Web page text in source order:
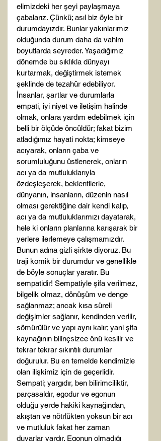
elimizdeki her şeyi paylaşmaya
çabalarız. Çünkü; asıl biz öyle bir
durumdayızdır. Bunlar yakınlarımız
olduğunda durum daha da vahim
boyutlarda seyreder. Yaşadığımız
dönemde bu sıklıkla dünyayı
kurtarmak, değiştirmek istemek
şeklinde de tezahür edebiliyor.
İnsanlar, şartlar ve durumlarla
empati, iyi niyet ve iletişim halinde
olmak, onlara yardım edebilmek için
belli bir ölçüde öncüldür; fakat bizim
atladığımız hayati nokta; kimseye
acıyarak, onların çaba ve
sorumluluğunu üstlenerek, onların
acı ya da mutluluklarıyla
özdeşleşerek, beklentilerle,
dünyanın, insanların, düzenin nasıl
olması gerektiğine dair kendi kalıp,
acı ya da mutluluklarımızı dayatarak,
hele ki onların planlarına karışarak bir
yerlere ilerlemeye çalışmamızdır.
Bunun adına gizli şirkte diyoruz. Bu
traji komik bir durumdur ve genellikle
de böyle sonuçlar yaratır. Bu
sempatidir! Sempatiyle şifa verilmez,
bilgelik olmaz, dönüşüm ve denge
sağlanmaz; ancak kısa süreli
değişimler sağlanır, kendinden verilir,
sömürülür ve yapı aynı kalır; yani şifa
kaynağının bilinçsizce önü kesilir ve
tekrar tekrar sıkıntılı durumlar
doğurulur. Bu en temelde kendimizle
olan ilişkimiz için de geçerlidir.
Sempati; yargıdır, ben bilirimciliktir,
parçasaldır, egodur ve egonun
olduğu yerde hakiki kaynağından,
akıştan ve nötrlükten yoksun bir acı
ve mutluluk fakat her zaman
duvarlar vardır. Egonun olmadığı